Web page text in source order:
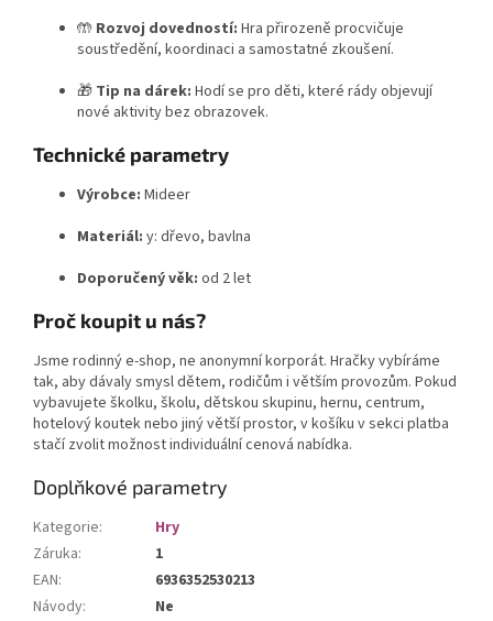
🤲 Rozvoj dovedností: Hra přirozeně procvičuje
soustředění, koordinaci a samostatné zkoušení.
🎁 Tip na dárek: Hodí se pro děti, které rády objevují
nové aktivity bez obrazovek.
Technické parametry
Výrobce: Mideer
Materiál: y: dřevo, bavlna
Doporučený věk: od 2 let
Proč koupit u nás?
Jsme rodinný e-shop, ne anonymní korporát. Hračky vybíráme
tak, aby dávaly smysl dětem, rodičům i větším provozům. Pokud
vybavujete školku, školu, dětskou skupinu, hernu, centrum,
hotelový koutek nebo jiný větší prostor, v košíku v sekci platba
stačí zvolit možnost individuální cenová nabídka.
Doplňkové parametry
Kategorie:
Hry
Záruka:
1
EAN:
6936352530213
Návody:
Ne